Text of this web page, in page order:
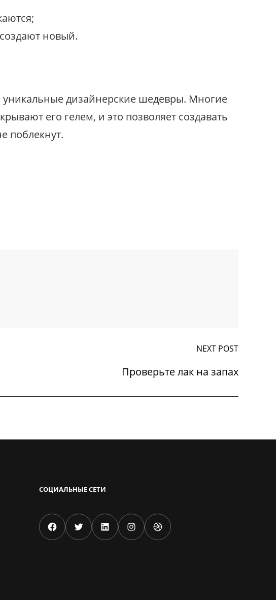
новый.
уникальные дизайнерские шедевры. Многие
его гелем, и это позволяет создавать
поблекнут.
NEXT POST
Проверьте лак на запах
СОЦИАЛЬНЫЕ СЕТИ
Facebook Twitter LinkedIn Instagram Dribbble